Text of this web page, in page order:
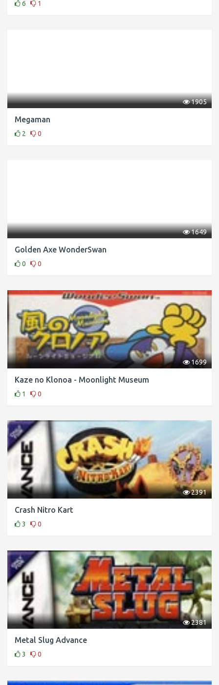
6 1
1905
Megaman
2 0
1649
Golden Axe WonderSwan
0 0
1699
Kaze no Klonoa - Moonlight Museum
1 0
2391
Crash Nitro Kart
3 0
2381
Metal Slug Advance
3 0